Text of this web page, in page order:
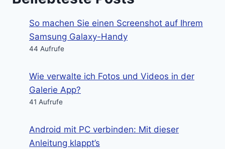
So machen Sie einen Screenshot auf Ihrem
Samsung Galaxy-Handy
44 Aufrufe
Wie verwalte ich Fotos und Videos in der
Galerie App?
41 Aufrufe
Android mit PC verbinden: Mit dieser
Anleitung klappt’s